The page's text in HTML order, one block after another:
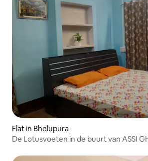
Flat in Bhelupura
De Lotusvoeten in de buurt van ASSI